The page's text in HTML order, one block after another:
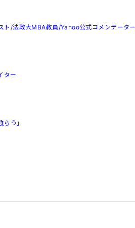
ト/法政大MBA教員/Yahoo公式コメンテータ
ター
らう」